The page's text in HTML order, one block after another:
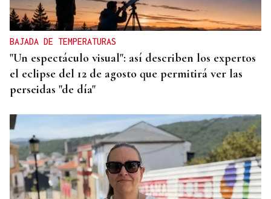
BAJADA DE TEMPERATURAS
"Un espectáculo visual": así describen los expertos
el eclipse del 12 de agosto que permitirá ver las
perseidas "de día"